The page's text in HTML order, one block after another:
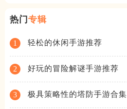
热门专辑
1 轻松的休闲手游推荐
2 好玩的冒险解谜手游推荐
3 极具策略性的塔防手游合集